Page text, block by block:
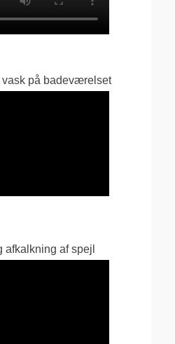
på badeværelset
af spejl